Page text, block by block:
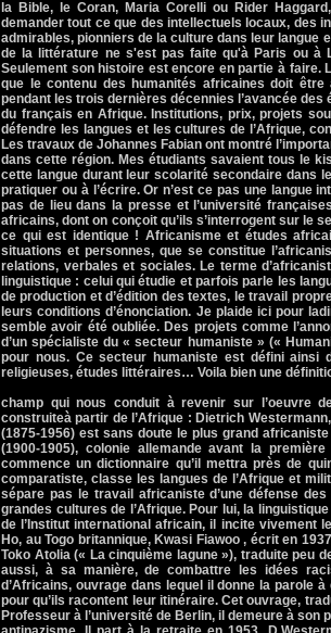
la Bible, le Coran, Maria Corelli ou Rider
demander tout ce que des intellectuels locaux, des
admirables, pionniers de la culture dans leur langue
de la littérature ne s'est pas faite qu'à Paris ou à
Seulement son histoire est encore en partie à faire.
que le contenu des humanités africaines doit
pendant les trois dernières décennies l’avancée
du français en Afrique. Institutions, prix, projets
défendre les langues et les cultures de l’Afrique,
Les travaux de Johannes Fabian ont montré
dans cette région. Mes étudiants savaient tous le
cette langue durant leur scolarité secondaire dans
pratiquer ou à l’écrire. Or n’est ce pas une langue
pas de lieu dans la presse et l’université
africains, dont on conçoit qu’ils s’interrogent sur le
ce qui est identique ! Africanisme et études
situations et personnes, que se constitue
relations, verbales et sociales. Le terme
linguistique : celui qui étudie et parfois parle les
de production et d’édition des textes, le travail
leurs conditions d’énonciation. Je plaide ici pour
semble avoir été oubliée. Des projets comme
d’un spécialiste du « secteur humaniste » («
pour nous. Ce secteur humaniste est défini ainsi
religieuses, études littéraires… Voila bien une
champ qui nous conduit à revenir sur l’oeuvre
construiteà partir de l’Afrique : Dietrich
(1875-1956) est sans doute le plus grand
(1900-1905), colonie allemande avant la
commence un dictionnaire qu’il mettra près de
comparatiste, classe les langues de l’Afrique et
sépare pas le travail africaniste d’une défense
grandes cultures de l’Afrique. Pour lui, la
de l’Institut international africain, il incite vivement
Ho, au Togo britannique, Kwasi Fiawoo , écrit en
Toko Atolia (« La cinquième lagune »), traduite peu
aussi, à sa manière, de combattre les idées
d’Africains, ouvrage dans lequel il donne la parole
pour qu’ils racontent leur itinéraire. Cet ouvrage,
Professeur à l’université de Berlin, il demeure à